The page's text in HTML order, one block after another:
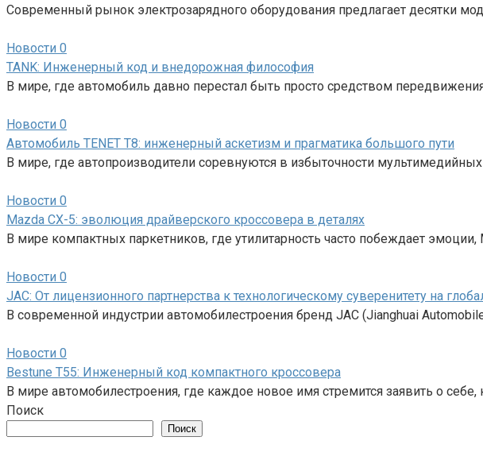
Современный рынок электрозарядного оборудования предлагает десятки
Новости 0
TANK: Инженерный код и внедорожная философия
В мире, где автомобиль давно перестал быть просто средством
Новости 0
Автомобиль TENET T8: инженерный аскетизм и прагматика большого пути
В мире, где автопроизводители соревнуются в избыточности
Новости 0
Mazda CX-5: эволюция драйверского кроссовера в деталях
В мире компактных паркетников, где утилитарность часто побеждает
Новости 0
JAC: От лицензионного партнерства к технологическому суверенитету на
В современной индустрии автомобилестроения бренд JAC (Jianghuai
Новости 0
Bestune T55: Инженерный код компактного кроссовера
В мире автомобилестроения, где каждое новое имя стремится заявить о себе,
Поиск
Поиск